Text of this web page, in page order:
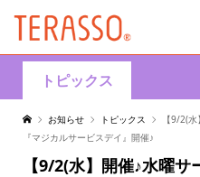
トピックス
お知らせ トピックス
【9/2(
『マジカルサービスデイ』開催♪
【9/2(水】開催♪水曜